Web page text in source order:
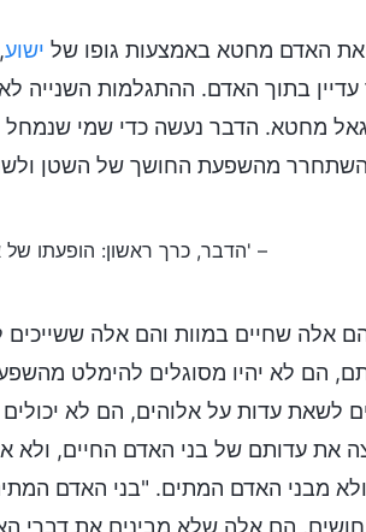
את האדם מחטא באמצעות גופו של ישוע
בתוך האדם. ההתגלמות השנייה
מחטא. הדבר נעשה כדי שמי שנמחל
להשתחרר מהשפעת החושך של השטן
– 'הדבר, כרך ראשון: הופעתו של
אלה שחיים במוות והם אלה ששייכים
הם לא יהיו מסוגלים להימלט
לשאת עדות על אלוהים, הם לא
את עדותם של בני האדם החיים, ולא
ולא מבני האדם המתים. "בני האדם
הם אלה שלא מבינים את דברי